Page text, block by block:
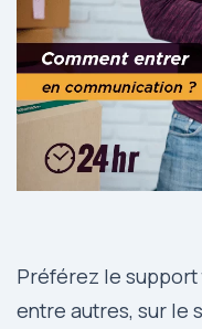
Préférez le
entre autres, sur le